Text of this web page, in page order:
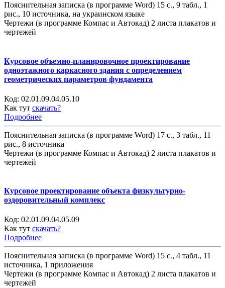
Пояснительная записка (в программе Word) 15 с., 9 табл., 1
рис., 10 источника, на украинском языке
Чертежи (в программе Компас и Автокад) 2 листа плакатов и
чертежей
Курсовое объемно-планировочное проектирование
одноэтажного каркасного здания с определением
геометрических параметров фундамента
Код: 02.01.09.04.05.10
Как тут скачать?
Подробнее
Пояснительная записка (в программе Word) 17 с., 3 табл., 11
рис., 8 источника
Чертежи (в программе Компас и Автокад) 2 листа плакатов и
чертежей
Курсовое проектирование объекта физкультурно-
оздоровительный комплекс
Код: 02.01.09.04.05.09
Как тут скачать?
Подробнее
Пояснительная записка (в программе Word) 15 с., 4 табл., 11
источника, 1 приложения
Чертежи (в программе Компас и Автокад) 2 листа плакатов и
чертежей